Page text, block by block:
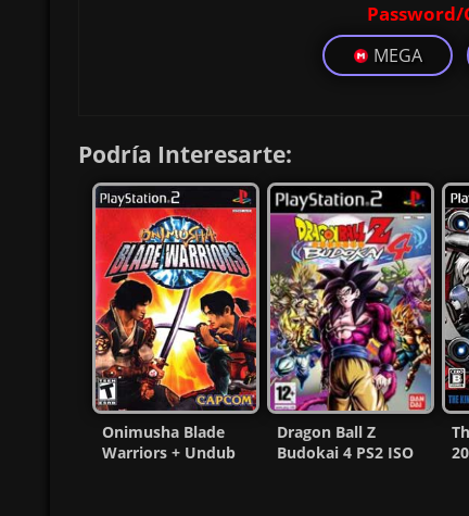
MEGA
Podría Interesarte:
Onimusha Blade
Warriors + Undub
Dragon Ball Z
Budokai 4 PS2 ISO